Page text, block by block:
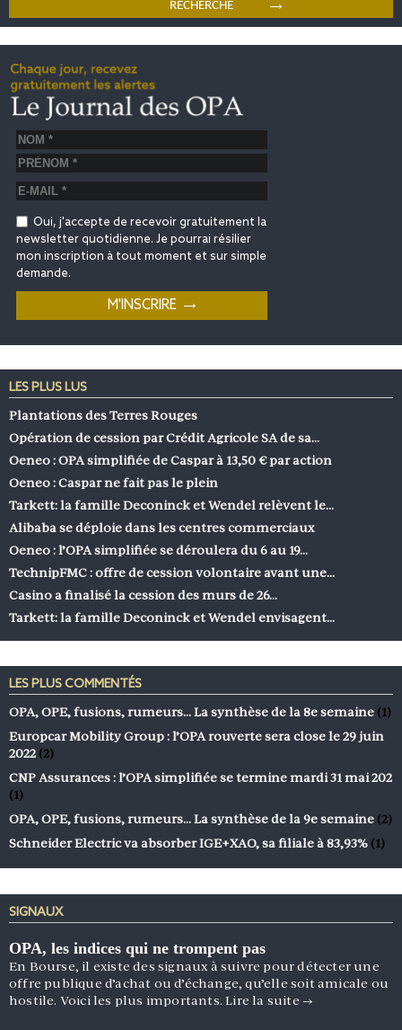
Oui, j'accepte de recevoir gratuitement la
newsletter quotidienne. Je pourrai résilier
mon inscription à tout moment et sur simple
demande.
LES PLUS LUS
Plantations des Terres Rouges
Opération de cession par Crédit Agricole SA de sa…
Oeneo : OPA simplifiée de Caspar à 13,50 € par action
Oeneo : Caspar ne fait pas le plein
Tarkett: la famille Deconinck et Wendel relèvent le…
Alibaba se déploie dans les centres commerciaux
Oeneo : l’OPA simplifiée se déroulera du 6 au 19…
TechnipFMC : offre de cession volontaire avant une…
Casino a finalisé la cession des murs de 26…
Tarkett: la famille Deconinck et Wendel envisagent…
LES PLUS COMMENTÉS
OPA, OPE, fusions, rumeurs… La synthèse de la 8e semaine (1)
Europcar Mobility Group : l’OPA rouverte sera close le 29 juin
2022 (2)
CNP Assurances : l’OPA simplifiée se termine mardi 31 mai 202
(1)
OPA, OPE, fusions, rumeurs… La synthèse de la 9e semaine (2)
Schneider Electric va absorber IGE+XAO, sa filiale à 83,93% (1)
SIGNAUX
OPA, les indices qui ne trompent pas
En Bourse, il existe des signaux à suivre pour détecter une
offre publique d’achat ou d’échange, qu’elle soit amicale ou
hostile. Voici les plus importants.Lire la suite →